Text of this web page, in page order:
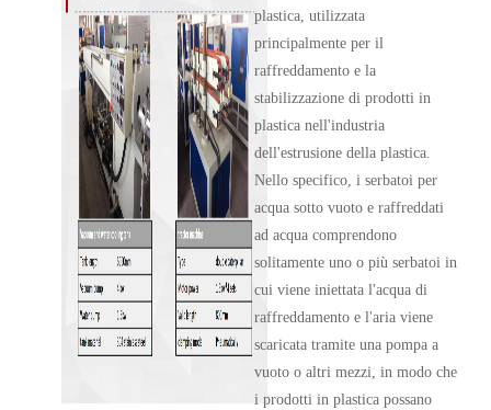
plastica, utilizzata
principalmente per il
raffreddamento e la
stabilizzazione di prodotti in
plastica nell'industria
dell'estrusione della plastica.
Nello specifico, i serbatoi per
acqua sotto vuoto e raffreddati
ad acqua comprendono
solitamente uno o più serbatoi in
cui viene iniettata l'acqua di
raffreddamento e l'aria viene
scaricata tramite una pompa a
vuoto o altri mezzi, in modo che
i prodotti in plastica possano